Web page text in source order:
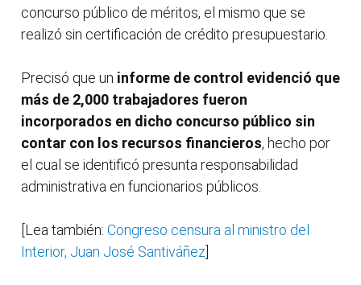
concurso público de méritos, el mismo que se
realizó sin certificación de crédito presupuestario.
Precisó que un informe de control evidenció que
más de 2,000 trabajadores fueron
incorporados en dicho concurso público sin
contar con los recursos financieros, hecho por
el cual se identificó presunta responsabilidad
administrativa en funcionarios públicos.
[Lea también: Congreso censura al ministro del
Interior, Juan José Santiváñez